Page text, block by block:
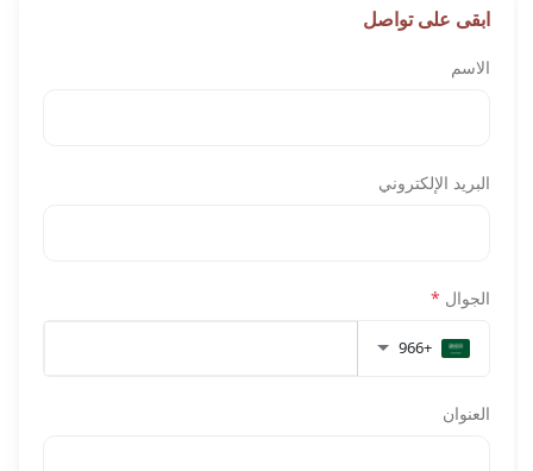
ابقى على تواصل
الاسم
البريد الإلكتروني
الجوال *
+966
العنوان